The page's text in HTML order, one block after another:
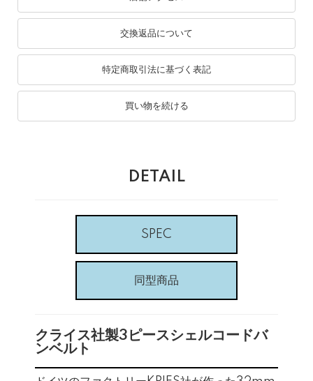
交換返品について
特定商取引法に基づく表記
買い物を続ける
DETAIL
SPEC
同型商品
クライス社製3ピースシェルコードバ
ンベルト